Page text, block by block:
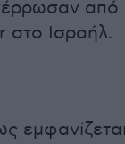
από
στο Ισραήλ.
εμφανίζεται